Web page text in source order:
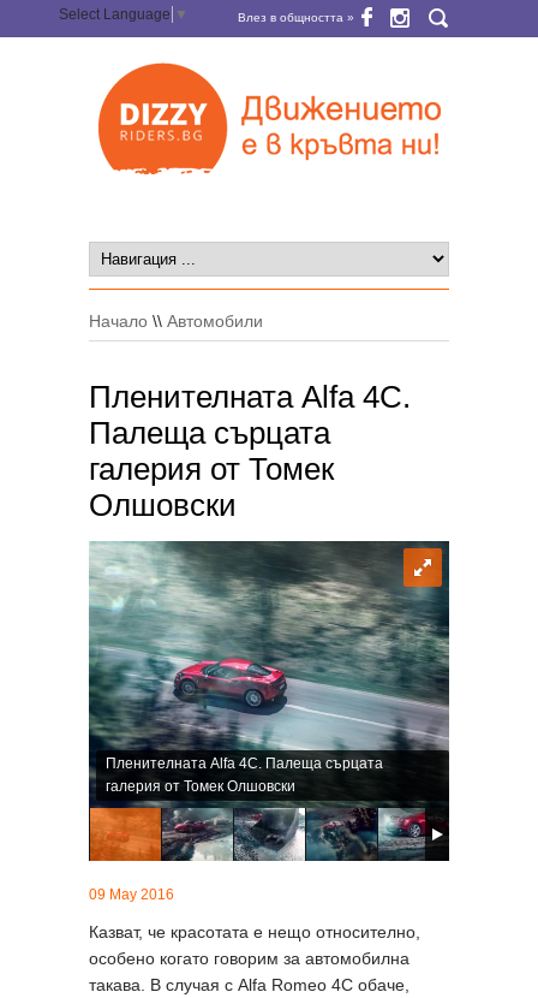
Select Language ▼ Влез в общността »
Начало \\ Автомобили
Пленителната Alfa 4C.
Палеща сърцата
галерия от Томек
Олшовски
Пленителната Alfa 4C. Палеща сърцата
галерия от Томек Олшовски
09 May 2016
Казват, че красотата е нещо относително,
особено когато говорим за автомобилна
такава. В случая с Alfa Romeo 4C обаче,